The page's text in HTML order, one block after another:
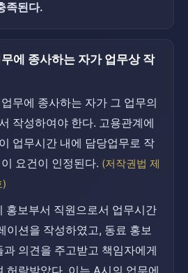
족된다.
에 종사하는 자가 업무상 작
무에 종사하는 자가 그 업무의
작성하여야 한다. 고용관계에
업무시간 내에 담당업무로 작
요건이 인정된다. (저작권법 제
)
홍보부서 직원으로서 업무시간
이션을 작성하였고, 동료 홍보
과 의견을 주고받고 책임자에게